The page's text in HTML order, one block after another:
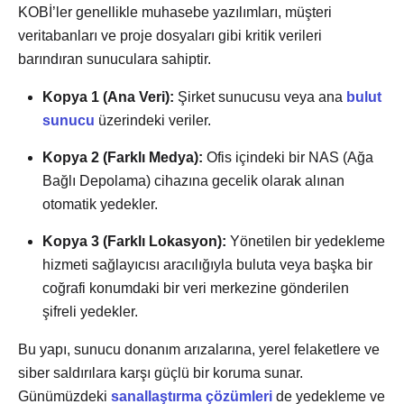
KOBİ’ler genellikle muhasebe yazılımları, müşteri
veritabanları ve proje dosyaları gibi kritik verileri
barındıran sunuculara sahiptir.
Kopya 1 (Ana Veri): Şirket sunucusu veya ana bulut
sunucu üzerindeki veriler.
Kopya 2 (Farklı Medya): Ofis içindeki bir NAS (Ağa
Bağlı Depolama) cihazına gecelik olarak alınan
otomatik yedekler.
Kopya 3 (Farklı Lokasyon): Yönetilen bir yedekleme
hizmeti sağlayıcısı aracılığıyla buluta veya başka bir
coğrafi konumdaki bir veri merkezine gönderilen
şifreli yedekler.
Bu yapı, sunucu donanım arızalarına, yerel felaketlere ve
siber saldırılara karşı güçlü bir koruma sunar.
Günümüzdeki sanallaştırma çözümleri de yedekleme ve